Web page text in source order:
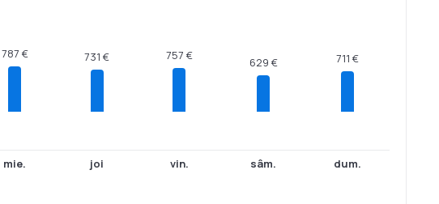
787 €
mie.
731 €
joi
757 €
vin.
629 €
sâm.
711 €
dum.